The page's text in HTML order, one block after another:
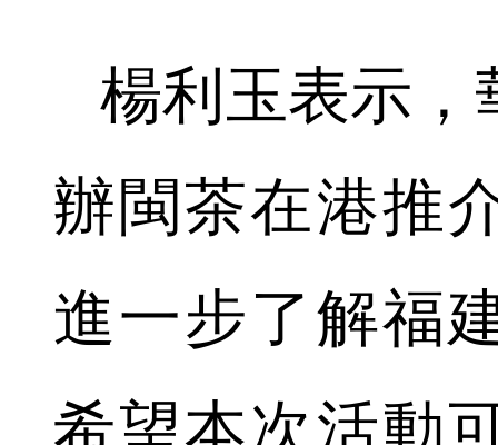
楊利玉表示，
辦閩茶在港推
進一步了解福
希望本次活動